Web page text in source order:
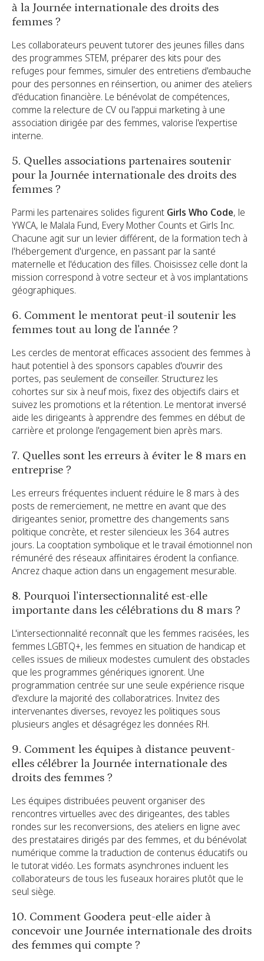
à la Journée internationale des droits des
femmes ?
Les collaborateurs peuvent tutorer des jeunes filles dans
des programmes STEM, préparer des kits pour des
refuges pour femmes, simuler des entretiens d'embauche
pour des personnes en réinsertion, ou animer des ateliers
d'éducation financière. Le bénévolat de compétences,
comme la relecture de CV ou l'appui marketing à une
association dirigée par des femmes, valorise l'expertise
interne.
5. Quelles associations partenaires soutenir
pour la Journée internationale des droits des
femmes ?
Parmi les partenaires solides figurent Girls Who Code, le
YWCA, le Malala Fund, Every Mother Counts et Girls Inc.
Chacune agit sur un levier différent, de la formation tech à
l'hébergement d'urgence, en passant par la santé
maternelle et l'éducation des filles. Choisissez celle dont la
mission correspond à votre secteur et à vos implantations
géographiques.
6. Comment le mentorat peut-il soutenir les
femmes tout au long de l'année ?
Les cercles de mentorat efficaces associent des femmes à
haut potentiel à des sponsors capables d'ouvrir des
portes, pas seulement de conseiller. Structurez les
cohortes sur six à neuf mois, fixez des objectifs clairs et
suivez les promotions et la rétention. Le mentorat inversé
aide les dirigeants à apprendre des femmes en début de
carrière et prolonge l'engagement bien après mars.
7. Quelles sont les erreurs à éviter le 8 mars en
entreprise ?
Les erreurs fréquentes incluent réduire le 8 mars à des
posts de remerciement, ne mettre en avant que des
dirigeantes senior, promettre des changements sans
politique concrète, et rester silencieux les 364 autres
jours. La cooptation symbolique et le travail émotionnel non
rémunéré des réseaux affinitaires érodent la confiance.
Ancrez chaque action dans un engagement mesurable.
8. Pourquoi l'intersectionnalité est-elle
importante dans les célébrations du 8 mars ?
L'intersectionnalité reconnaît que les femmes racisées, les
femmes LGBTQ+, les femmes en situation de handicap et
celles issues de milieux modestes cumulent des obstacles
que les programmes génériques ignorent. Une
programmation centrée sur une seule expérience risque
d'exclure la majorité des collaboratrices. Invitez des
intervenantes diverses, revoyez les politiques sous
plusieurs angles et désagrégez les données RH.
9. Comment les équipes à distance peuvent-
elles célébrer la Journée internationale des
droits des femmes ?
Les équipes distribuées peuvent organiser des
rencontres virtuelles avec des dirigeantes, des tables
rondes sur les reconversions, des ateliers en ligne avec
des prestataires dirigés par des femmes, et du bénévolat
numérique comme la traduction de contenus éducatifs ou
le tutorat vidéo. Les formats asynchrones incluent les
collaborateurs de tous les fuseaux horaires plutôt que le
seul siège.
10. Comment Goodera peut-elle aider à
concevoir une Journée internationale des droits
des femmes qui compte ?